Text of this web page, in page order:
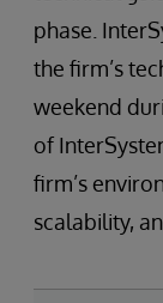
phase.
the firm’s
weekend
of
firm’s
scalability,